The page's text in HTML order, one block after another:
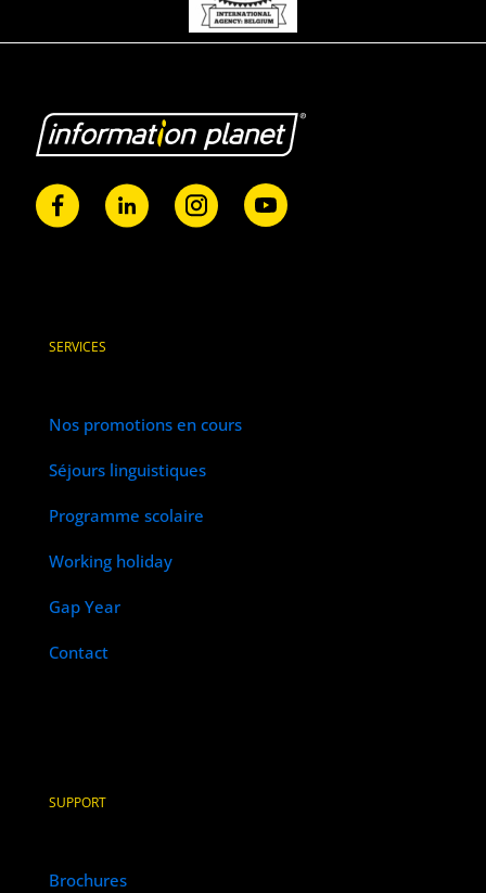
SERVICES
Nos promotions en cours
Séjours linguistiques
Programme scolaire
Working holiday
Gap Year
Contact
SUPPORT
Brochures